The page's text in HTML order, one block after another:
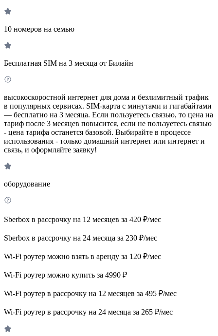
10 номеров на семью
Бесплатная SIM на 3 месяца от Билайн
высокоскоростной интернет для дома и безлимитный трафик
в популярных сервисах. SIM-карта с минутами и гигабайтами
— бесплатно на 3 месяца. Если пользуетесь связью, то цена на
тариф после 3 месяцев повысится, если не пользуетесь связью
- цена тарифа останется базовой. Выбирайте в процессе
использования - только домашний интернет или интернет и
связь, и оформляйте заявку!
оборудование
Sberbox в рассрочку на 12 месяцев за 420 ₽/мес
Sberbox в рассрочку на 24 месяца за 230 ₽/мес
Wi-Fi роутер можно взять в аренду за 120 ₽/мес
Wi-Fi роутер можно купить за 4990 ₽
Wi-Fi роутер в рассрочку на 12 месяцев за 495 ₽/мес
Wi-Fi роутер в рассрочку на 24 месяца за 265 ₽/мес